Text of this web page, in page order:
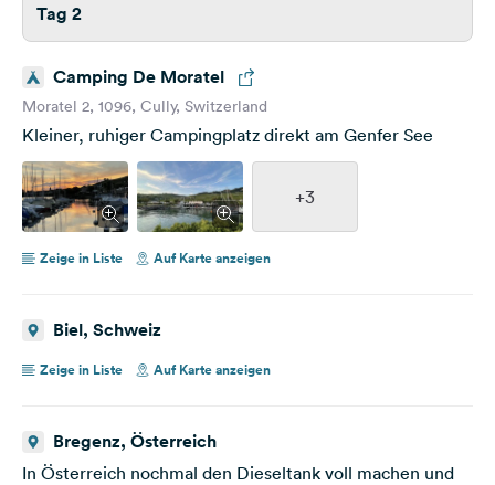
Tag 2
Camping De Moratel
Moratel 2, 1096, Cully, Switzerland
Kleiner, ruhiger Campingplatz direkt am Genfer See
+3
Zeige in Liste Auf Karte anzeigen
Biel, Schweiz
Zeige in Liste Auf Karte anzeigen
Bregenz, Österreich
In Österreich nochmal den Dieseltank voll machen und